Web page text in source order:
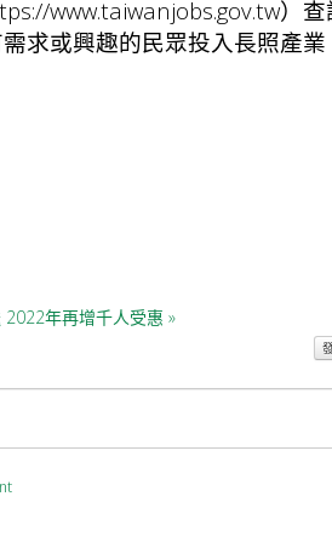
www.taiwanjobs.gov.tw）查
求或興趣的民眾投入長照產業
年再增千人受惠 »